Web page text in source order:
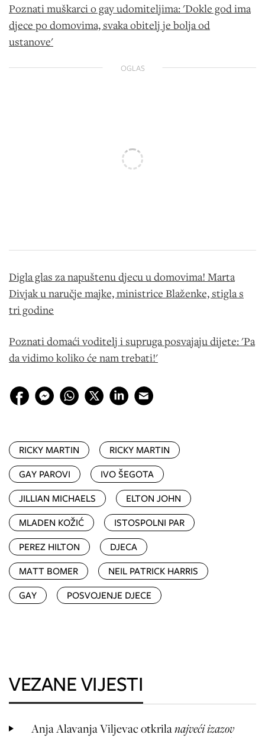
Poznati muškarci o gay udomiteljima: 'Dokle god ima
djece po domovima, svaka obitelj je bolja od
ustanove'
OGLAS
Digla glas za napuštenu djecu u domovima! Marta
Divjak u naručje majke, ministrice Blaženke, stigla s
tri godine
Poznati domaći voditelj i supruga posvajaju dijete: 'Pa
da vidimo koliko će nam trebati!'
RICKY MARTIN
RICKY MARTIN
GAY PAROVI
IVO ŠEGOTA
JILLIAN MICHAELS
ELTON JOHN
MLADEN KOŽIĆ
ISTOSPOLNI PAR
PEREZ HILTON
DJECA
MATT BOMER
NEIL PATRICK HARRIS
GAY
POSVOJENJE DJECE
VEZANE VIJESTI
Anja Alavanja Viljevac otkrilanajveći izazov